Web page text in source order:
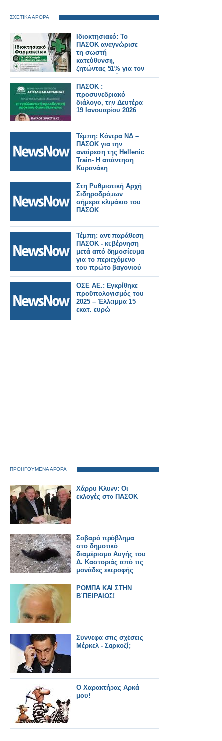
ΣΧΕΤΙΚΑ ΑΡΘΡΑ
Ιδιοκτησιακό: Το
ΠΑΣΟΚ αναγνώρισε
τη σωστή
κατεύθυνση,
ζητώντας 51% για τον
φαρμακοποιό
ΠΑΣΟΚ :
προσυνεδριακό
διάλογο, την Δευτέρα
19 Ιανουαρίου 2026
Τέμπη: Κόντρα ΝΔ –
ΠΑΣΟΚ για την
αναίρεση της Hellenic
Train- Η απάντηση
Κυρανάκη
Στη Ρυθμιστική Αρχή
Σιδηροδρόμων
σήμερα κλιμάκιο του
ΠΑΣΟΚ
Τέμπη: αντιπαράθεση
ΠΑΣΟΚ - κυβέρνηση
μετά από δημοσίευμα
για το περιεχόμενο
του πρώτο βαγονιού
ΟΣΕ ΑΕ.: Εγκρίθηκε
προϋπολογισμός του
2025 – Έλλειμμα 15
εκατ. ευρώ
ΠΡΟΗΓΟΥΜΕΝΑ ΑΡΘΡΑ
Χάρρυ Κλυνν: Οι
εκλογές στο ΠΑΣΟΚ
Σοβαρό πρόβλημα
στο δημοτικό
διαμέρισμα Αυγής του
Δ. Καστοριάς από τις
μονάδες εκτροφής
γουνοφόρων ζώων
[Video]
ΡΟΜΠΑ ΚΑΙ ΣΤΗΝ
Β΄ΠΕΙΡΑΙΩΣ!
Σύννεφα στις σχέσεις
Μέρκελ - Σαρκοζί;
Ο Χαρακτήρας Αρκά
μου!